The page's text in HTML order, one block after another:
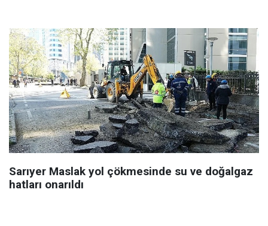
Sarıyer Maslak yol çökmesinde su ve doğalgaz
hatları onarıldı